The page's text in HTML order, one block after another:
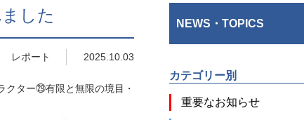
した
レポート 2025.10.03
ター㉙有限と無限の境目・
NEWS・TOPICS
カテゴリー別
重要なお知らせ